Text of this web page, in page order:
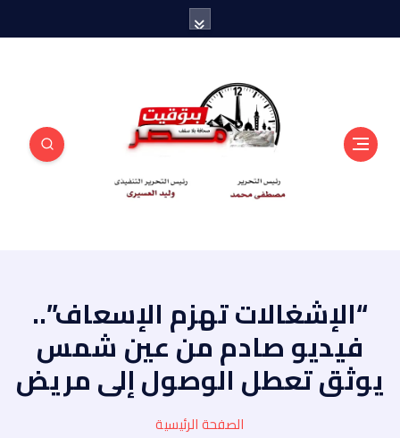
“الإشغالات تهزم الإسعاف”..
فيديو صادم من عين شمس
يوثق تعطل الوصول إلى مريض
الصفحة الرئيسية